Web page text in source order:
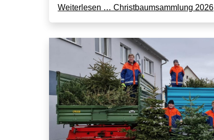
Weiterlesen … Christbaumsammlung 2026